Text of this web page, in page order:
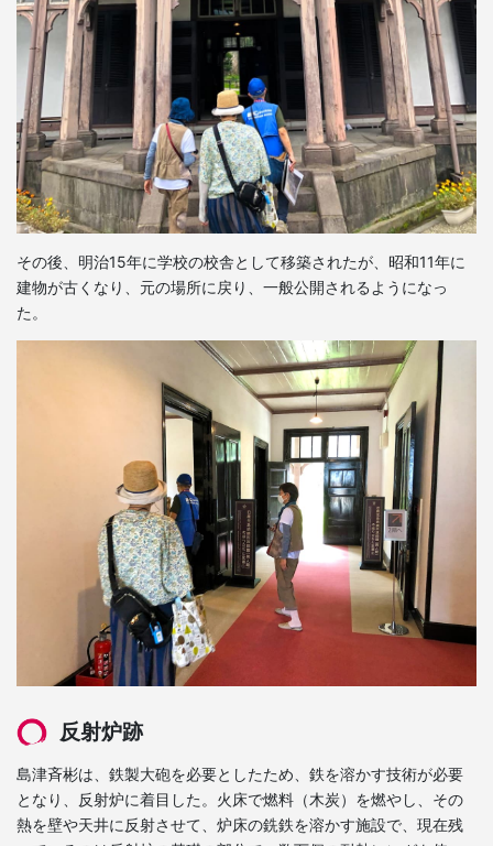
その後、明治15年に学校の校舎として移築されたが、昭和11年に
建物が古くなり、元の場所に戻り、一般公開されるようになっ
た。
反射炉跡
島津斉彬は、鉄製大砲を必要としたため、鉄を溶かす技術が必要
となり、反射炉に着目した。火床で燃料（木炭）を燃やし、その
熱を壁や天井に反射させて、炉床の銑鉄を溶かす施設で、現在残